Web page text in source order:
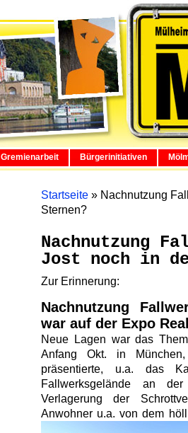
Gremienarbeit Bürgerinitiativen
Startseite » Nachnutzung
Sternen?
Nachnutzung
Jost noch in
Zur Erinnerung:
Nachnutzung
war auf der Expo
Neue Lagen war das
Anfang Okt. in
präsentierte, u.a. das
Fallwerksgelände an
Verlagerung der
Anwohner u.a. von dem